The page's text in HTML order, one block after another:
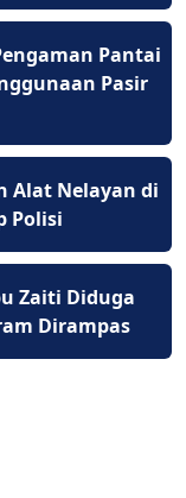
Pantai
Pasir
Alat Nelayan di
Polisi
Zaiti Diduga
Dirampas